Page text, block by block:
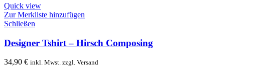
Quick view
Zur Merkliste hinzufügen
Schließen
Designer Tshirt – Hirsch Composing
34,90 € inkl. Mwst. zzgl. Versand